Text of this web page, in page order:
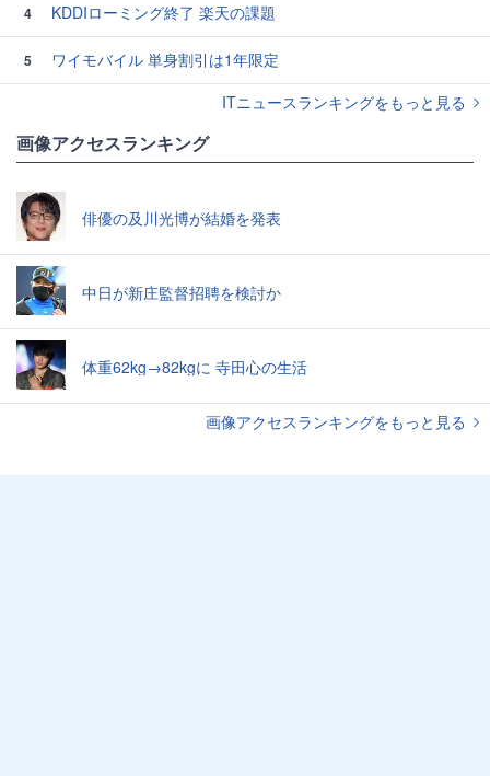
4 KDDIローミング終了 楽天の課題
5
ワイモバイル 単身割引は1年限定
ITニュースランキングをもっと見る
画像アクセスランキング
俳優の及川光博が結婚を発表
中日が新庄監督招聘を検討か
体重62kg→82kgに 寺田心の生活
画像アクセスランキングをもっと見る